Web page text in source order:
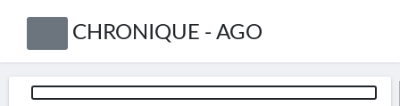
CHRONIQUE - AGO